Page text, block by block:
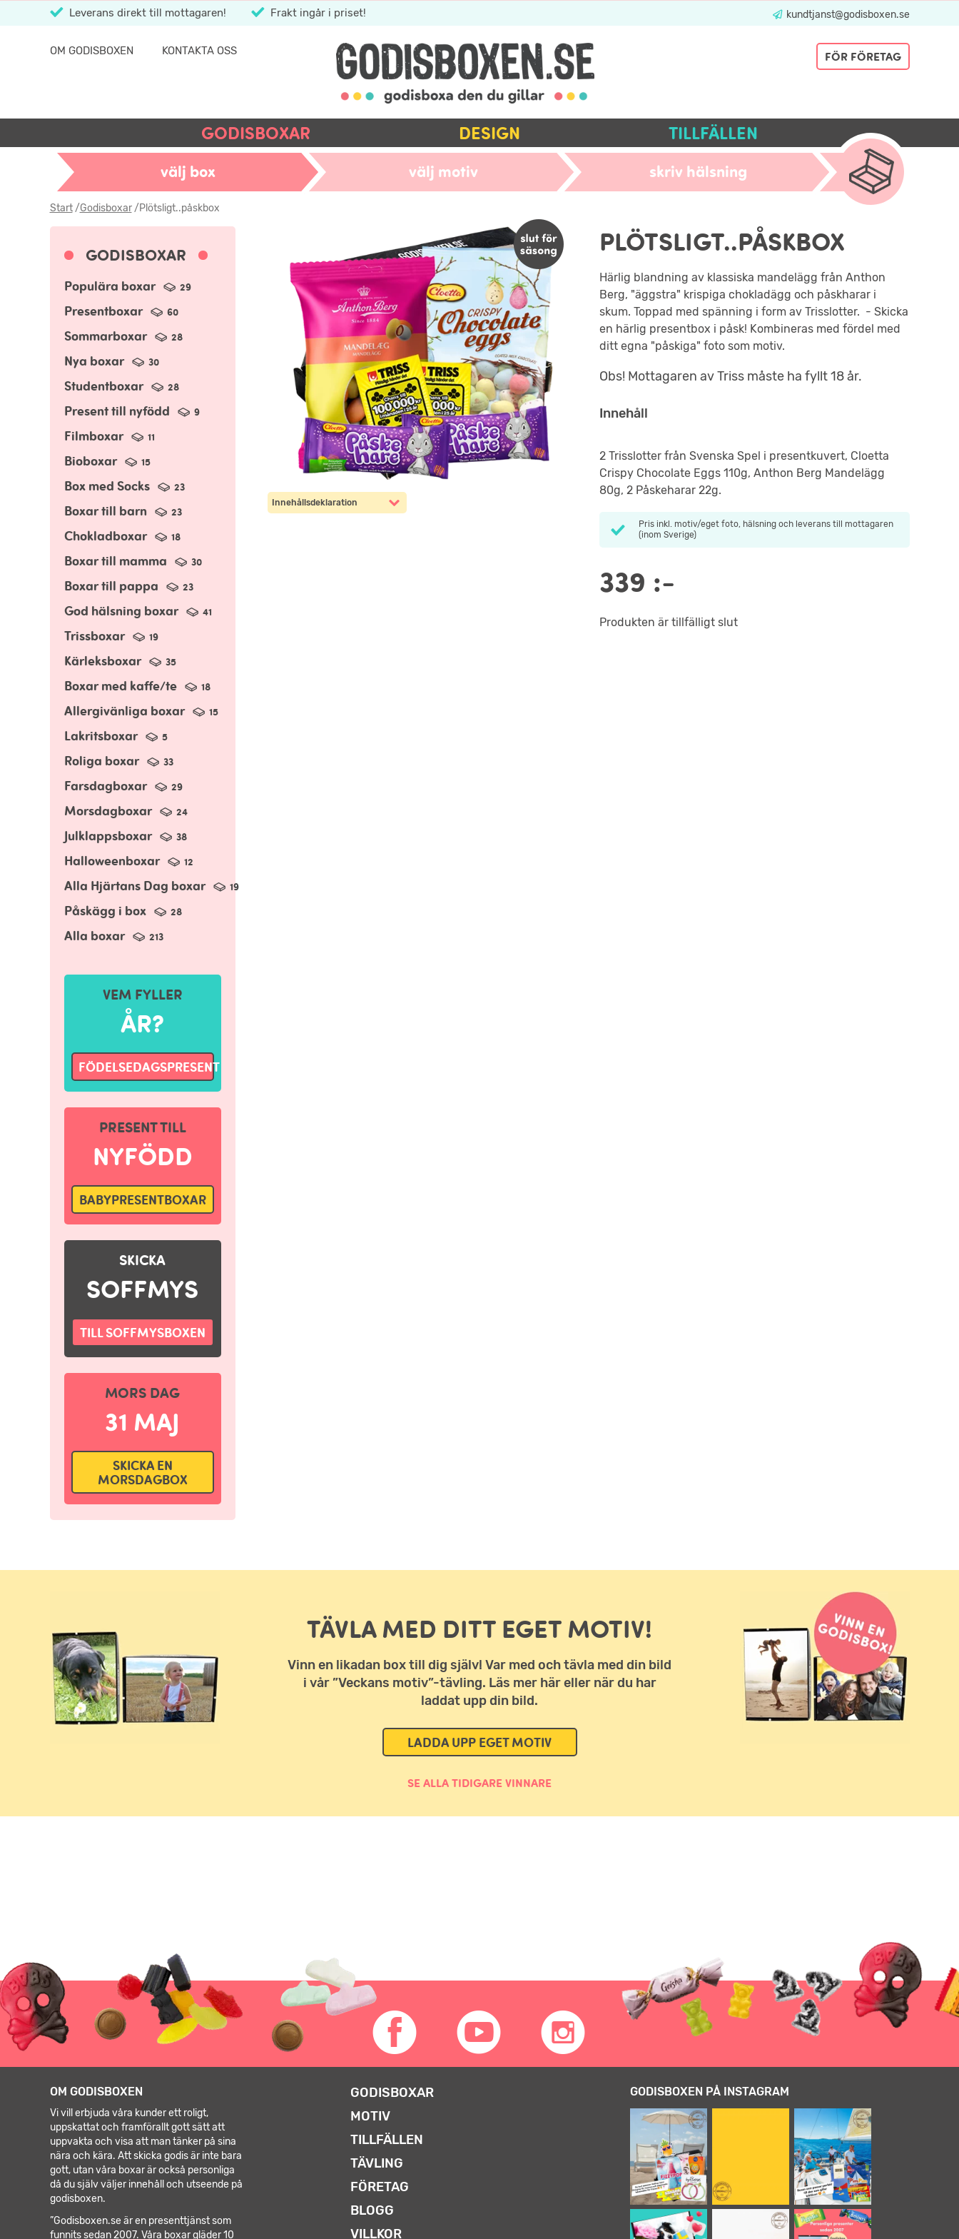
Leverans direkt till mottagaren! Frakt ingår i priset! kundtjanst@godisboxen.se
OM GODISBOXEN KONTAKTA OSS FÖR FÖRETAG
GODISBOXAR DESIGN TILLFÄLLEN
välj box välj motiv skriv hälsning
Start/Godisboxar/Plötsligt..påskbox
GODISBOXAR
Populära boxar 29
Presentboxar 60
Sommarboxar 28
Nya boxar 30
Studentboxar 28
Present till nyfödd 9
Filmboxar 11
Bioboxar 15
Box med Socks 23
Boxar till barn 23
Chokladboxar 18
Boxar till mamma 30
Boxar till pappa 23
God hälsning boxar 41
Trissboxar 19
Kärleksboxar 35
Boxar med kaffe/te 18
Allergivänliga boxar 15
Lakritsboxar 5
Roliga boxar 33
Farsdagboxar 29
Morsdagboxar 24
Julklappsboxar 38
Halloweenboxar 12
Alla Hjärtans Dag boxar 19
Påskägg i box 28
Alla boxar 213
VEM FYLLER
ÅR?
FÖDELSEDAGSPRESENT
PRESENT TILL
NYFÖDD
BABYPRESENTBOXAR
SKICKA
SOFFMYS
TILL SOFFMYSBOXEN
MORS DAG
31 MAJ
SKICKA EN
MORSDAGBOX
Innehållsdeklaration
PLÖTSLIGT..PÅSKBOX
Härlig blandning av klassiska mandelägg från Anthon
Berg, "äggstra" krispiga chokladägg och påskharar i
skum. Toppad med spänning i form av Trisslotter. - Skicka
en härlig presentbox i påsk! Kombineras med fördel med
ditt egna "påskiga" foto som motiv.
Obs! Mottagaren av Triss måste ha fyllt 18 år.
Innehåll
2 Trisslotter från Svenska Spel i presentkuvert, Cloetta
Crispy Chocolate Eggs 110g, Anthon Berg Mandelägg
80g, 2 Påskeharar 22g.
Pris inkl. motiv/eget foto, hälsning och leverans till mottagaren
(inom Sverige)
339 :-
Produkten är tillfälligt slut
TÄVLA MED DITT EGET MOTIV!
Vinn en likadan box till dig själv! Var med och tävla med din bild
i vår ”Veckans motiv”-tävling. Läs mer här eller när du har
laddat upp din bild.
LADDA UPP EGET MOTIV
SE ALLA TIDIGARE VINNARE
GODISBOXEN PÅ INSTAGRAM
GODISBOXAR
MOTIV
TILLFÄLLEN
TÄVLING
FÖRETAG
BLOGG
VILLKOR
OM GODISBOXEN
Vi vill erbjuda våra kunder ett roligt,
uppskattat och framförallt gott sätt att
uppvakta och visa att man tänker på sina
nära och kära. Att skicka godis är inte bara
gott, utan våra boxar är också personliga
då du själv väljer innehåll och utseende på
godisboxen.
”Godisboxen.se är en presenttjänst som
funnits sedan 2007. Våra boxar gläder 10